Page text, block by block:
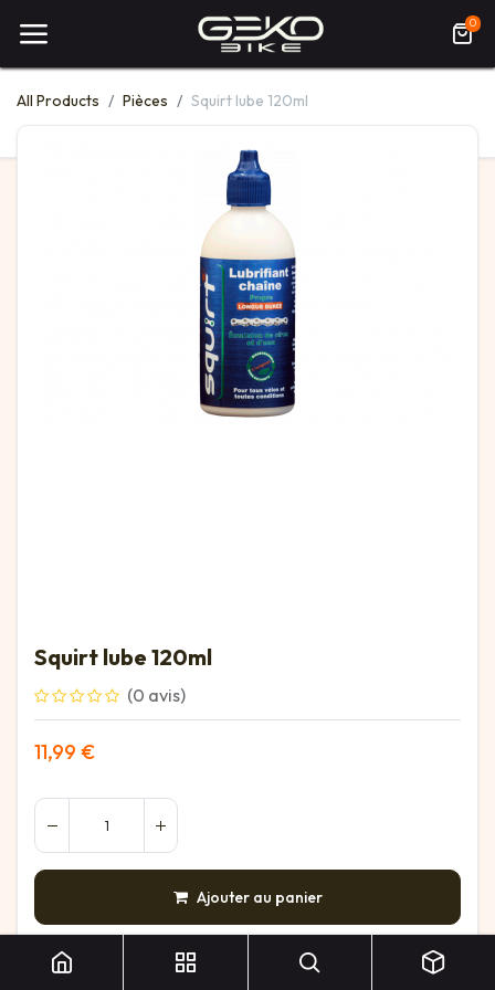
0
All Products Pièces Squirt lube 120ml
Squirt lube 120ml
(0 avis)
11,99 €
Ajouter au panier
AJOUTER À LA LISTE DE SOUHAITS